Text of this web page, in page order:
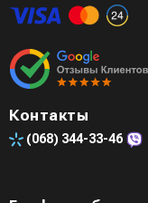
мессенджеры (viber,
Контакты
(068) 344-33-46